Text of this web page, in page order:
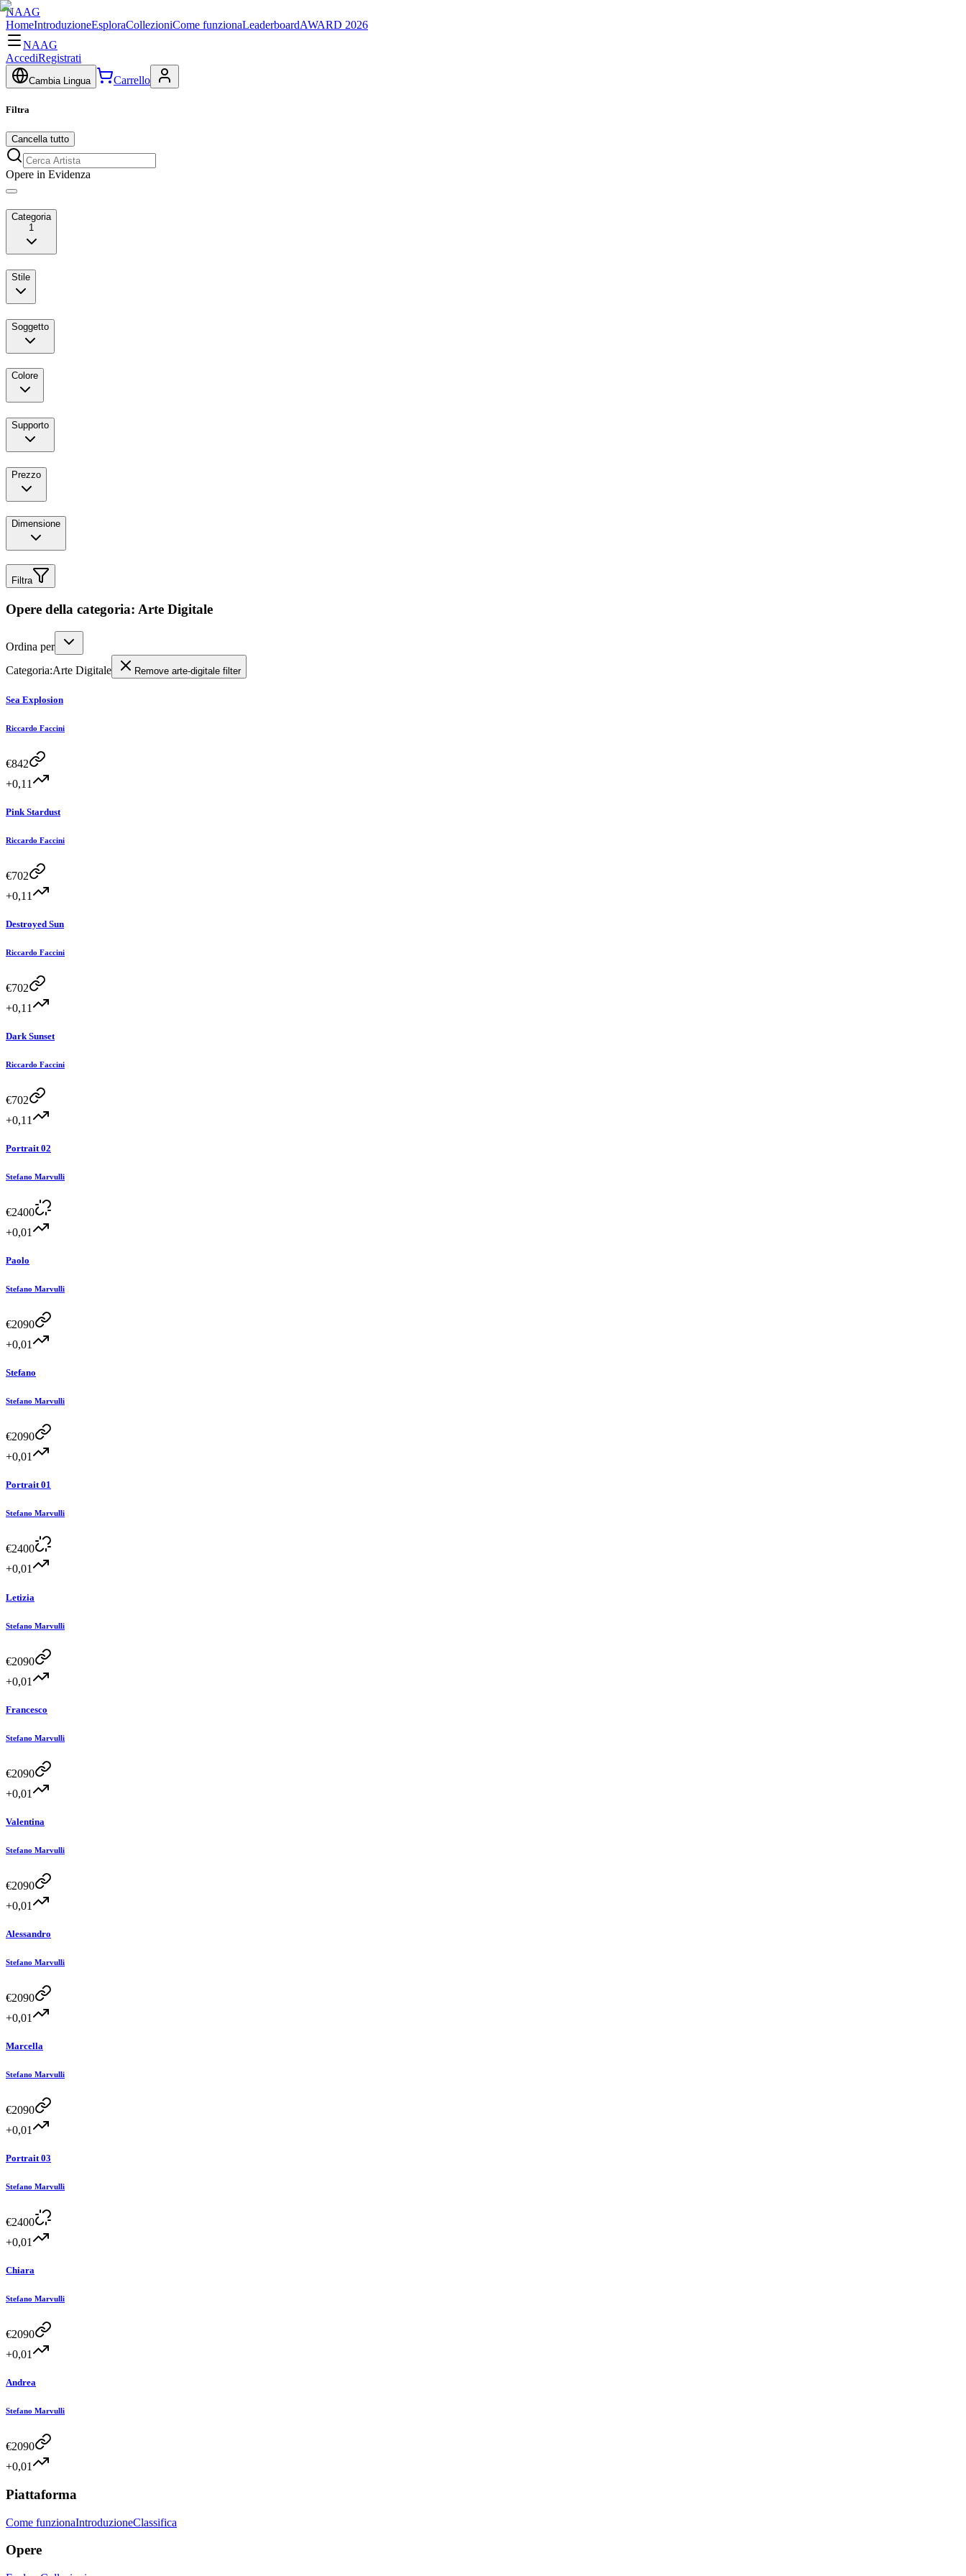
NAAG
HomeIntroduzioneEsploraCollezioniCome funzionaLeaderboardAWARD 2026
NAAG
AccediRegistrati
Cambia Lingua Carrello
Filtra
Cancella tutto
Opere in Evidenza
Categoria
1
Stile
Soggetto
Colore
Supporto
Prezzo
Dimensione
Filtra
Opere della categoria: Arte Digitale
Ordina per
Categoria:Arte Digitale Remove arte-digitale filter
Sea Explosion
Riccardo Faccini
€842
+0,11
Pink Stardust
Riccardo Faccini
€702
+0,11
Destroyed Sun
Riccardo Faccini
€702
+0,11
Dark Sunset
Riccardo Faccini
€702
+0,11
Portrait 02
Stefano Marvulli
€2400
+0,01
Paolo
Stefano Marvulli
€2090
+0,01
Stefano
Stefano Marvulli
€2090
+0,01
Portrait 01
Stefano Marvulli
€2400
+0,01
Letizia
Stefano Marvulli
€2090
+0,01
Francesco
Stefano Marvulli
€2090
+0,01
Valentina
Stefano Marvulli
€2090
+0,01
Alessandro
Stefano Marvulli
€2090
+0,01
Marcella
Stefano Marvulli
€2090
+0,01
Portrait 03
Stefano Marvulli
€2400
+0,01
Chiara
Stefano Marvulli
€2090
+0,01
Andrea
Stefano Marvulli
€2090
+0,01
Piattaforma
Come funzionaIntroduzioneClassifica
Opere